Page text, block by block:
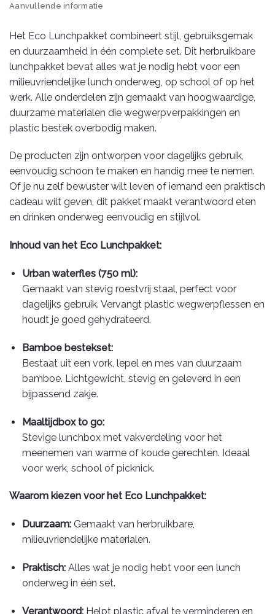
Aanvullende informatie
Het Eco Lunchpakket combineert stijl, gebruiksgemak
en duurzaamheid in één complete set. Dit herbruikbare
lunchpakket bevat alles wat je nodig hebt voor een
milieuvriendelijke lunch onderweg, op school of op het
werk. Alle onderdelen zijn gemaakt van hoogwaardige,
duurzame materialen die wegwerpverpakkingen en
plastic bestek overbodig maken.
De producten zijn ontworpen voor dagelijks gebruik,
eenvoudig schoon te maken en handig mee te nemen.
Of je nu zelf bewuster wilt leven of iemand een praktisch
cadeau wilt geven, dit pakket maakt verantwoord eten
en drinken onderweg eenvoudig en stijlvol.
Inhoud van het Eco Lunchpakket:
Urban waterfles (750 ml):
Gemaakt van stevig roestvrij staal, perfect voor
dagelijks gebruik. Vervangt plastic wegwerpflessen en
houdt je goed gehydrateerd.
Bamboe bestekset:
Bestaat uit een vork, lepel en mes van duurzaam
bamboe. Lichtgewicht, stevig en geleverd in een
bijpassend zakje.
Maaltijdbox to go:
Stevige lunchbox met vakverdeling voor het
meenemen van warme of koude gerechten. Ideaal
voor werk, school of picknick.
Waarom kiezen voor het Eco Lunchpakket:
Duurzaam:Gemaakt van herbruikbare,
milieuvriendelijke materialen.
Praktisch:Alles wat je nodig hebt voor een lunch
onderweg in één set.
Verantwoord:Helpt plastic afval te verminderen en